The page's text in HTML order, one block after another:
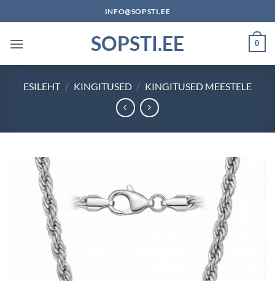
to
content
INFO@SOPSTI.EE
SOPSTI.EE 0
ESILEHT / KINGITUSED / KINGITUSED MEESTELE